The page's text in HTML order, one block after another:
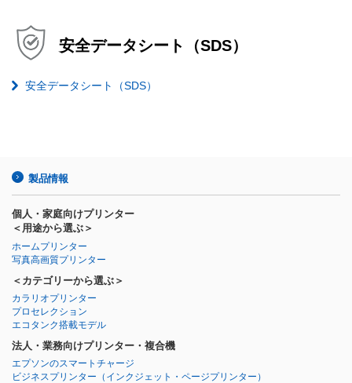
安全データシート（SDS）
安全データシート（SDS）
製品情報
個人・家庭向けプリンター
＜用途から選ぶ＞
ホームプリンター
写真高画質プリンター
＜カテゴリーから選ぶ＞
カラリオプリンター
プロセレクション
エコタンク搭載モデル
法人・業務向けプリンター・複合機
エプソンのスマートチャージ
ビジネスプリンター （インクジェット・ページプリンター）